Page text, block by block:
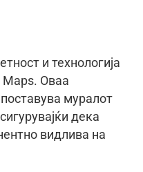
и технологија
Maps. Оваа
муралот
дека
видлива на